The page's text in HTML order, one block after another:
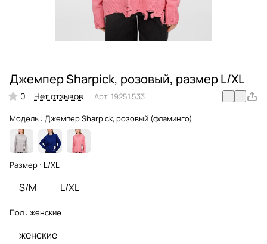
Джемпер Sharpick, розовый, размер L/XL
0 Нет отзывов Арт. 19251.533
Модель : Джемпер Sharpick, розовый (фламинго)
Размер : L/XL
S/M L/XL
Пол : женские
женские